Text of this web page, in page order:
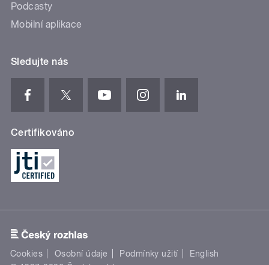
Podcasty
Mobilní aplikace
Sledujte nás
Certifikováno
Cookies Osobní údaje Podmínky užití
English